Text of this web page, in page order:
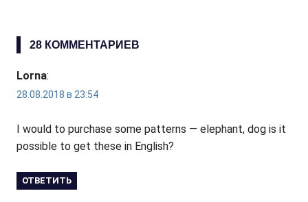
28 КОММЕНТАРИЕВ
Lorna:
28.08.2018 в 23:54
I would to purchase some patterns — elephant, dog is it
possible to get these in English?
ОТВЕТИТЬ